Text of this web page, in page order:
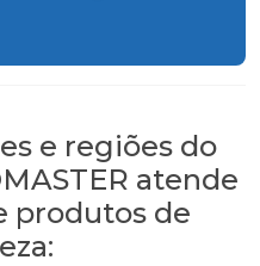
e regiões do
atende
produtos de